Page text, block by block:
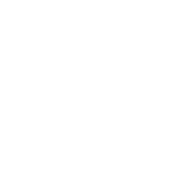
empleo (30%) y